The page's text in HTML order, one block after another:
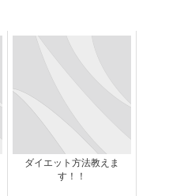
ダイエット方法教えま
す！！